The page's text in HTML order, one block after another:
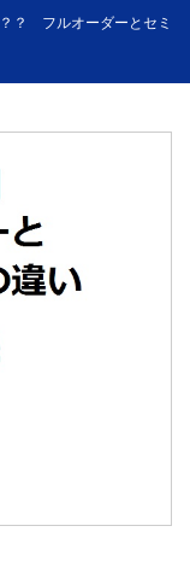
？ フルオーダーとセミ